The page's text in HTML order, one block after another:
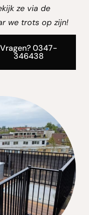
ze via de
we trots op zijn!
Vragen? 0347-
346438